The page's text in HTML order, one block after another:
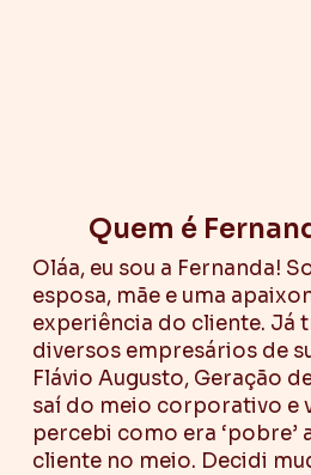
Quem é
Oláa, eu sou a Fernanda!
esposa, mãe e uma
experiência do cliente. Já
diversos empresários de
Flávio Augusto, Geração
saí do meio corporativo e
percebi como era ‘pobre’
cliente no meio. Decidi